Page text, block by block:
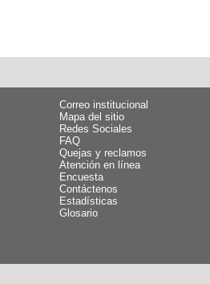
Correo institucional
Mapa del sitio
Redes Sociales
FAQ
Quejas y reclamos
Atención en línea
Encuesta
Contáctenos
Estadísticas
Glosario